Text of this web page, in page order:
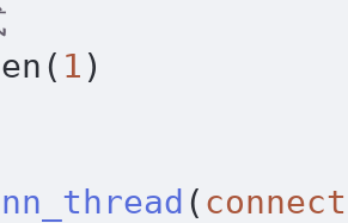
1 )
(